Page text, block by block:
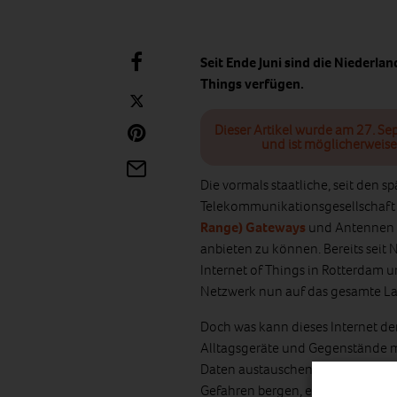
Seit Ende Juni sind die
Things verfügen.
Dieser Artikel wurde am 27.
und ist
Die vormals staatliche, seit den
Telekommunikationsgesellschaft
Range) Gateways und Antennen
anbieten zu können. Bereits seit
Internet of Things in Rotterdam
Netzwerk nun auf das gesamte
Doch was kann dieses Internet
Alltagsgeräte und Gegenstände
Daten austauschen und
Gefahren bergen, etwa was